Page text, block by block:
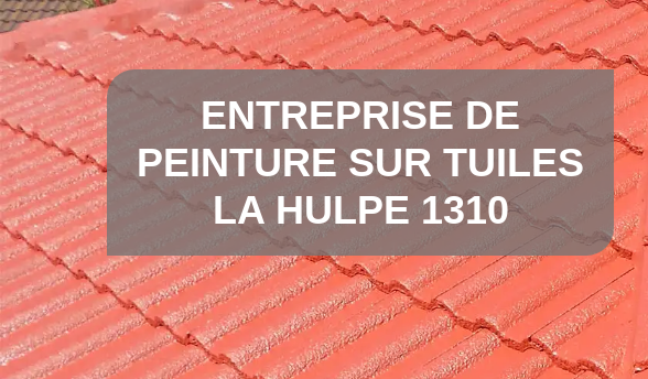
ENTREPRISE DE
PEINTURE SUR TUILES
LA HULPE 1310